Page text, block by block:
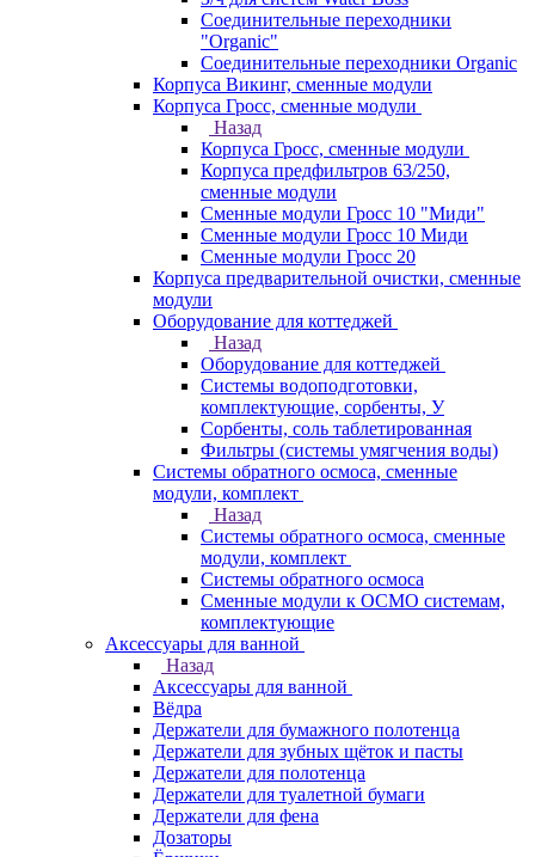
Соединительные переходники
"Organic"
Соединительные переходники Organic
Корпуса Викинг, сменные модули
Корпуса Гросс, сменные модули
Назад
Корпуса Гросс, сменные модули
Корпуса предфильтров 63/250,
сменные модули
Сменные модули Гросс 10 "Миди"
Сменные модули Гросс 10 Миди
Сменные модули Гросс 20
Корпуса предварительной очистки, сменные
модули
Оборудование для коттеджей
Назад
Оборудование для коттеджей
Системы водоподготовки,
комплектующие, сорбенты, У
Сорбенты, соль таблетированная
Фильтры (системы умягчения воды)
Системы обратного осмоса, сменные
модули, комплект
Назад
Системы обратного осмоса, сменные
модули, комплект
Системы обратного осмоса
Сменные модули к ОСМО системам,
комплектующие
Аксессуары для ванной
Назад
Аксессуары для ванной
Вёдра
Держатели для бумажного полотенца
Держатели для зубных щёток и пасты
Держатели для полотенца
Держатели для туалетной бумаги
Держатели для фена
Дозаторы